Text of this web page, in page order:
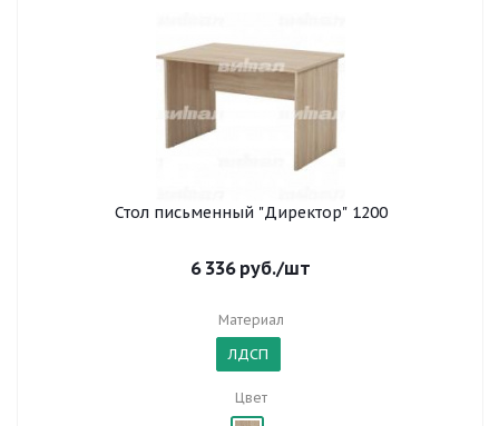
Стол письменный "Директор" 1200
6 336руб./шт
Материал
ЛДСП
Цвет